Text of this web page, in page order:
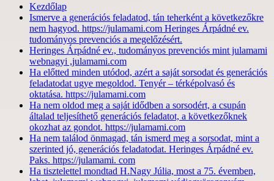
Kezdőlap
Ismerve a generációs feladatod, tán teherként a következőkre
nem hagyod. https://julamami.com Heringes Árpádné ev.
tudományos prevenciós a megelőzésért.
Heringes Árpádné ev., tudományos prevenciós mint julamami
webnagyi ,julamami.com
Ha előtted minden utódod, azért a saját sorsodat és generációs
feladatodat ugye megoldod. Tenyér – térképolvasó és
oktatása. https://julamami.com
Ha nem oldod meg a saját idődben a sorsodért, a csupán
általad teljesíthető generációs feladatot, a következőknek
okozhat az gondot. https://julamami.com
Ha nem találod önmagad, tán ismerd meg a sorsodat, mint a
szerinted jó, generációs feladatodat. Heringes Árpádné ev.
Paks. https://julamami. com
Ha tisztelettel mondtad H.Nagy Júlia, most a 75. évemben,